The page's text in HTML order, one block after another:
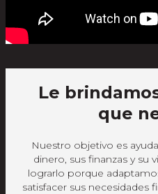
Le
que
Nuestro objetivo es
dinero, sus finanzas y su
lograrlo porque
satisfacer sus necesidades